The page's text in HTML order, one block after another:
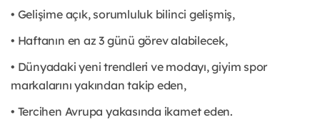
• Gelişime açık, sorumluluk bilinci gelişmiş,
• Haftanın en az 3 günü görev alabilecek,
• Dünyadaki yeni trendleri ve modayı, giyim spor
markalarını yakından takip eden,
• Tercihen Avrupa yakasında ikamet eden.